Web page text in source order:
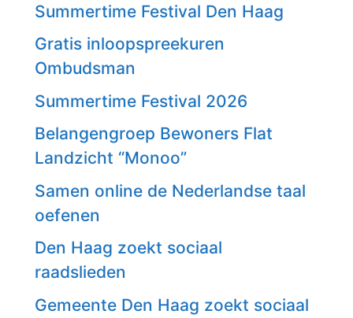
Summertime Festival Den Haag
Gratis inloopspreekuren
Ombudsman
Summertime Festival 2026
Belangengroep Bewoners Flat
Landzicht “Monoo”
Samen online de Nederlandse taal
oefenen
Den Haag zoekt sociaal
raadslieden
Gemeente Den Haag zoekt sociaal